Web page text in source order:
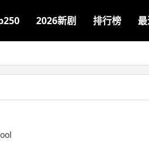
2026新剧 排行榜